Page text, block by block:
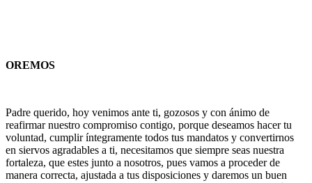
OREMOS
Padre querido, hoy venimos ante ti, gozosos y con ánimo de
reafirmar nuestro compromiso contigo, porque deseamos hacer tu
voluntad, cumplir íntegramente todos tus mandatos y convertirnos
en siervos agradables a ti, necesitamos que siempre seas nuestra
fortaleza, que estes junto a nosotros, pues vamos a proceder de
manera correcta, ajustada a tus disposiciones y daremos un buen